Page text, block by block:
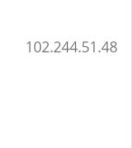
102.244.51.48